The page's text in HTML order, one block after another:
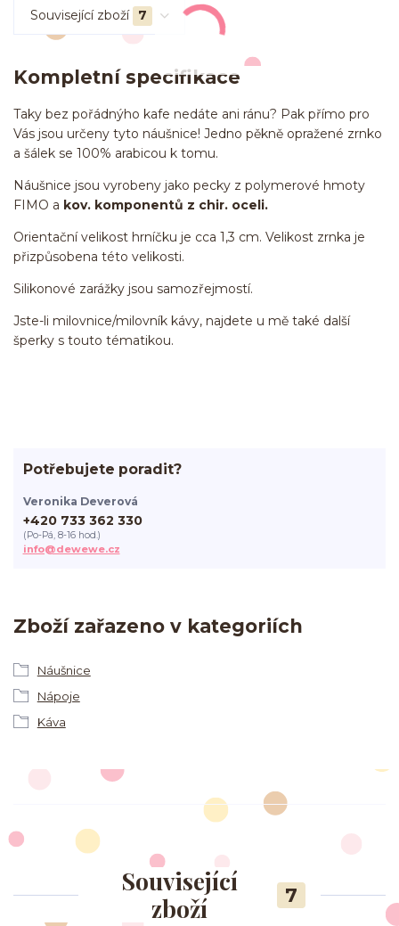
Související zboží 7
Kompletní specifikace
Taky bez pořádnýho kafe nedáte ani ránu? Pak přímo pro
Vás jsou určeny tyto náušnice! Jedno pěkně opražené zrnko
a šálek se 100% arabicou k tomu.
Náušnice jsou vyrobeny jako pecky z polymerové hmoty
FIMO a kov. komponentů z chir. oceli.
Orientační velikost hrníčku je cca 1,3 cm. Velikost zrnka je
přizpůsobena této velikosti.
Silikonové zarážky jsou samozřejmostí.
Jste-li milovnice/milovník kávy, najdete u mě také další
šperky s touto tématikou.
Zboží zařazeno v kategoriích
Náušnice
Nápoje
Káva
Potřebujete poradit?
Veronika Deverová
+420 733 362 330
(Po-Pá, 8-16 hod.)
info@dewewe.cz
Související
zboží
7